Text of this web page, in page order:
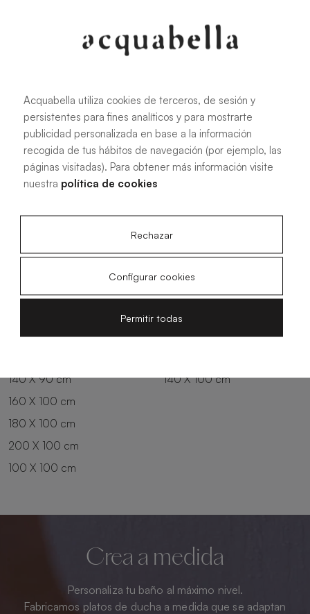
Todas las medidas
100 X 70 cm
100 X 90 cm
140 X 90 cm
180 X 90 cm
200 X 90 cm
140 X 100 cm
160 X 100 cm
180 X 100 cm
200 X 100 cm
100 X 100 cm
Crea a medida
Personaliza tu baño al máximo nivel.
Fabricamos platos de ducha a medida que se adaptan
Acquabella utiliza cookies de terceros, de sesión y
persistentes para fines analíticos y para mostrarte
publicidad personalizada en base a la información
recogida de tus hábitos de navegación (por ejemplo, las
páginas visitadas). Para obtener más información visite
nuestra política de cookies
Rechazar
Configurar cookies
Permitir todas